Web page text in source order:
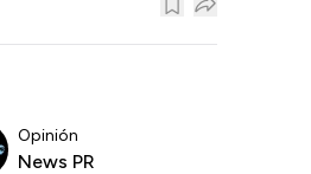
Opinión
News PR